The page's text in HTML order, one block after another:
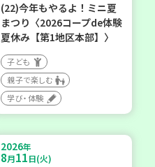
(22)今年もやるよ！ミニ夏
まつり〈2026コープde体験
夏休み【第1地区本部】〉
子ども
親子で楽しむ
学び・体験
2026年
8月11日(火)